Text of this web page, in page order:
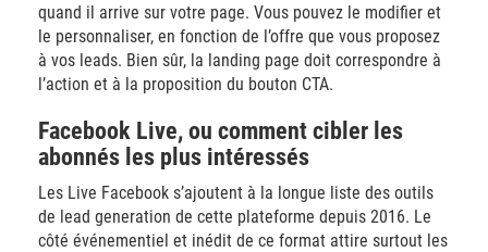
quand il arrive sur votre page. Vous pouvez le modifier et
le personnaliser, en fonction de l’offre que vous proposez
à vos leads. Bien sûr, la landing page doit correspondre à
l’action et à la proposition du bouton CTA.
Facebook Live, ou comment cibler les
abonnés les plus intéressés
Les Live Facebook s’ajoutent à la longue liste des outils
de lead generation de cette plateforme depuis 2016. Le
côté événementiel et inédit de ce format attire surtout les